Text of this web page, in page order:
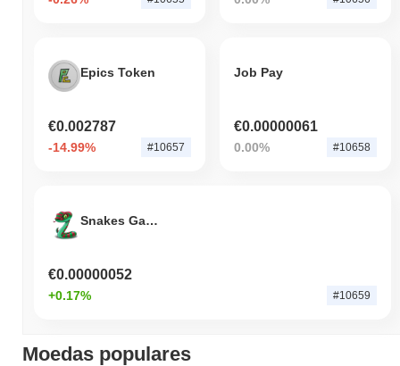
Epics Token
€0.002787
-14.99% #10657
Job Pay
€0.00000061
0.00% #10658
Snakes Game
€0.00000052
+0.17% #10659
Moedas populares